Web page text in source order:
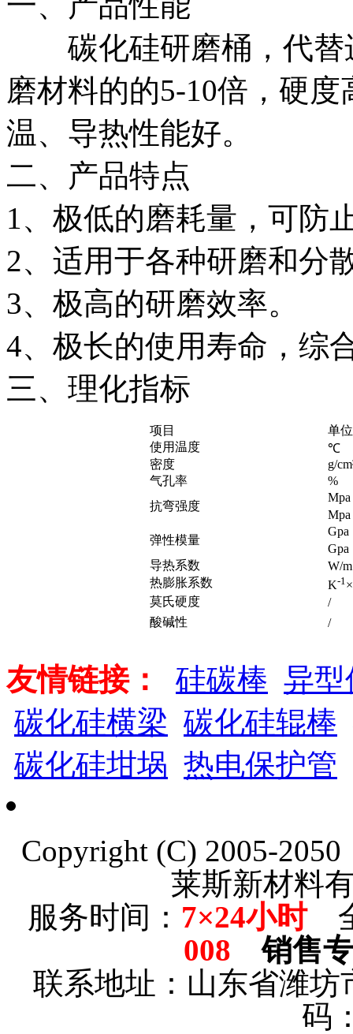
碳化硅研磨桶，代替
磨材料的的5-10倍，硬
温、导热性能好。
二、产品特点
1、极低的磨耗量，可防
2、适用于各种研磨和分
3、极高的研磨效率。
4、极长的使用寿命，综
三、理化指标
项目
单
使用温度
℃
密度
g/
气孔率
%
抗弯强度
Mpa
Mpa
弹性模量
Gpa
Gpa
导热系数
W/
热膨胀系数
K-1
莫氏硬度
/
酸碱性
/
友情链接： 硅碳棒 异型
碳化硅横梁 碳化硅辊棒
碳化硅坩埚 热电保护管
Copyright (C) 2005-
莱斯新材料
服务时间： 7×24小时全
008销售
联系地址： 山东省潍坊
码